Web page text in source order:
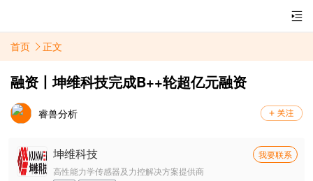
首页 正文
融资丨坤维科技完成B++轮超亿元融资
睿兽分析
坤维科技
我要联系
高性能力学传感器及力控解决方案提供商